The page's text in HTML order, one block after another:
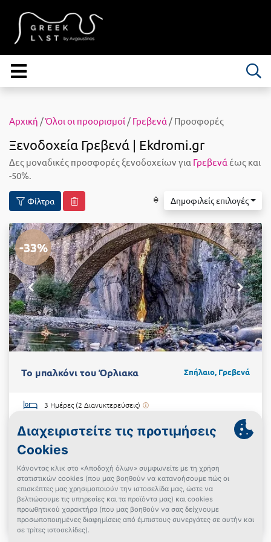
Αρχική /Όλοι οι προορισμοί / Γρεβενά / Προσφορές
Ξενοδοχεία Γρεβενά | Ekdromi.gr
Δες μοναδικές προσφορές ξενοδοχείων για Γρεβενά έως και
-50%.
Φίλτρα Δημοφιλείς επιλογές
-33%
Το μπαλκόνι του Όρλιακα Σπήλαιο, Γρεβενά
3 Ημέρες (2 Διανυκτερεύσεις)
Πρωινό
έως 31/08/2026
Δίδεται επιπλέον 1 διανυκτέρευση ΔΩΡΟ με πρωινό!
€142
€95 Δες την προσφορά
Powered By